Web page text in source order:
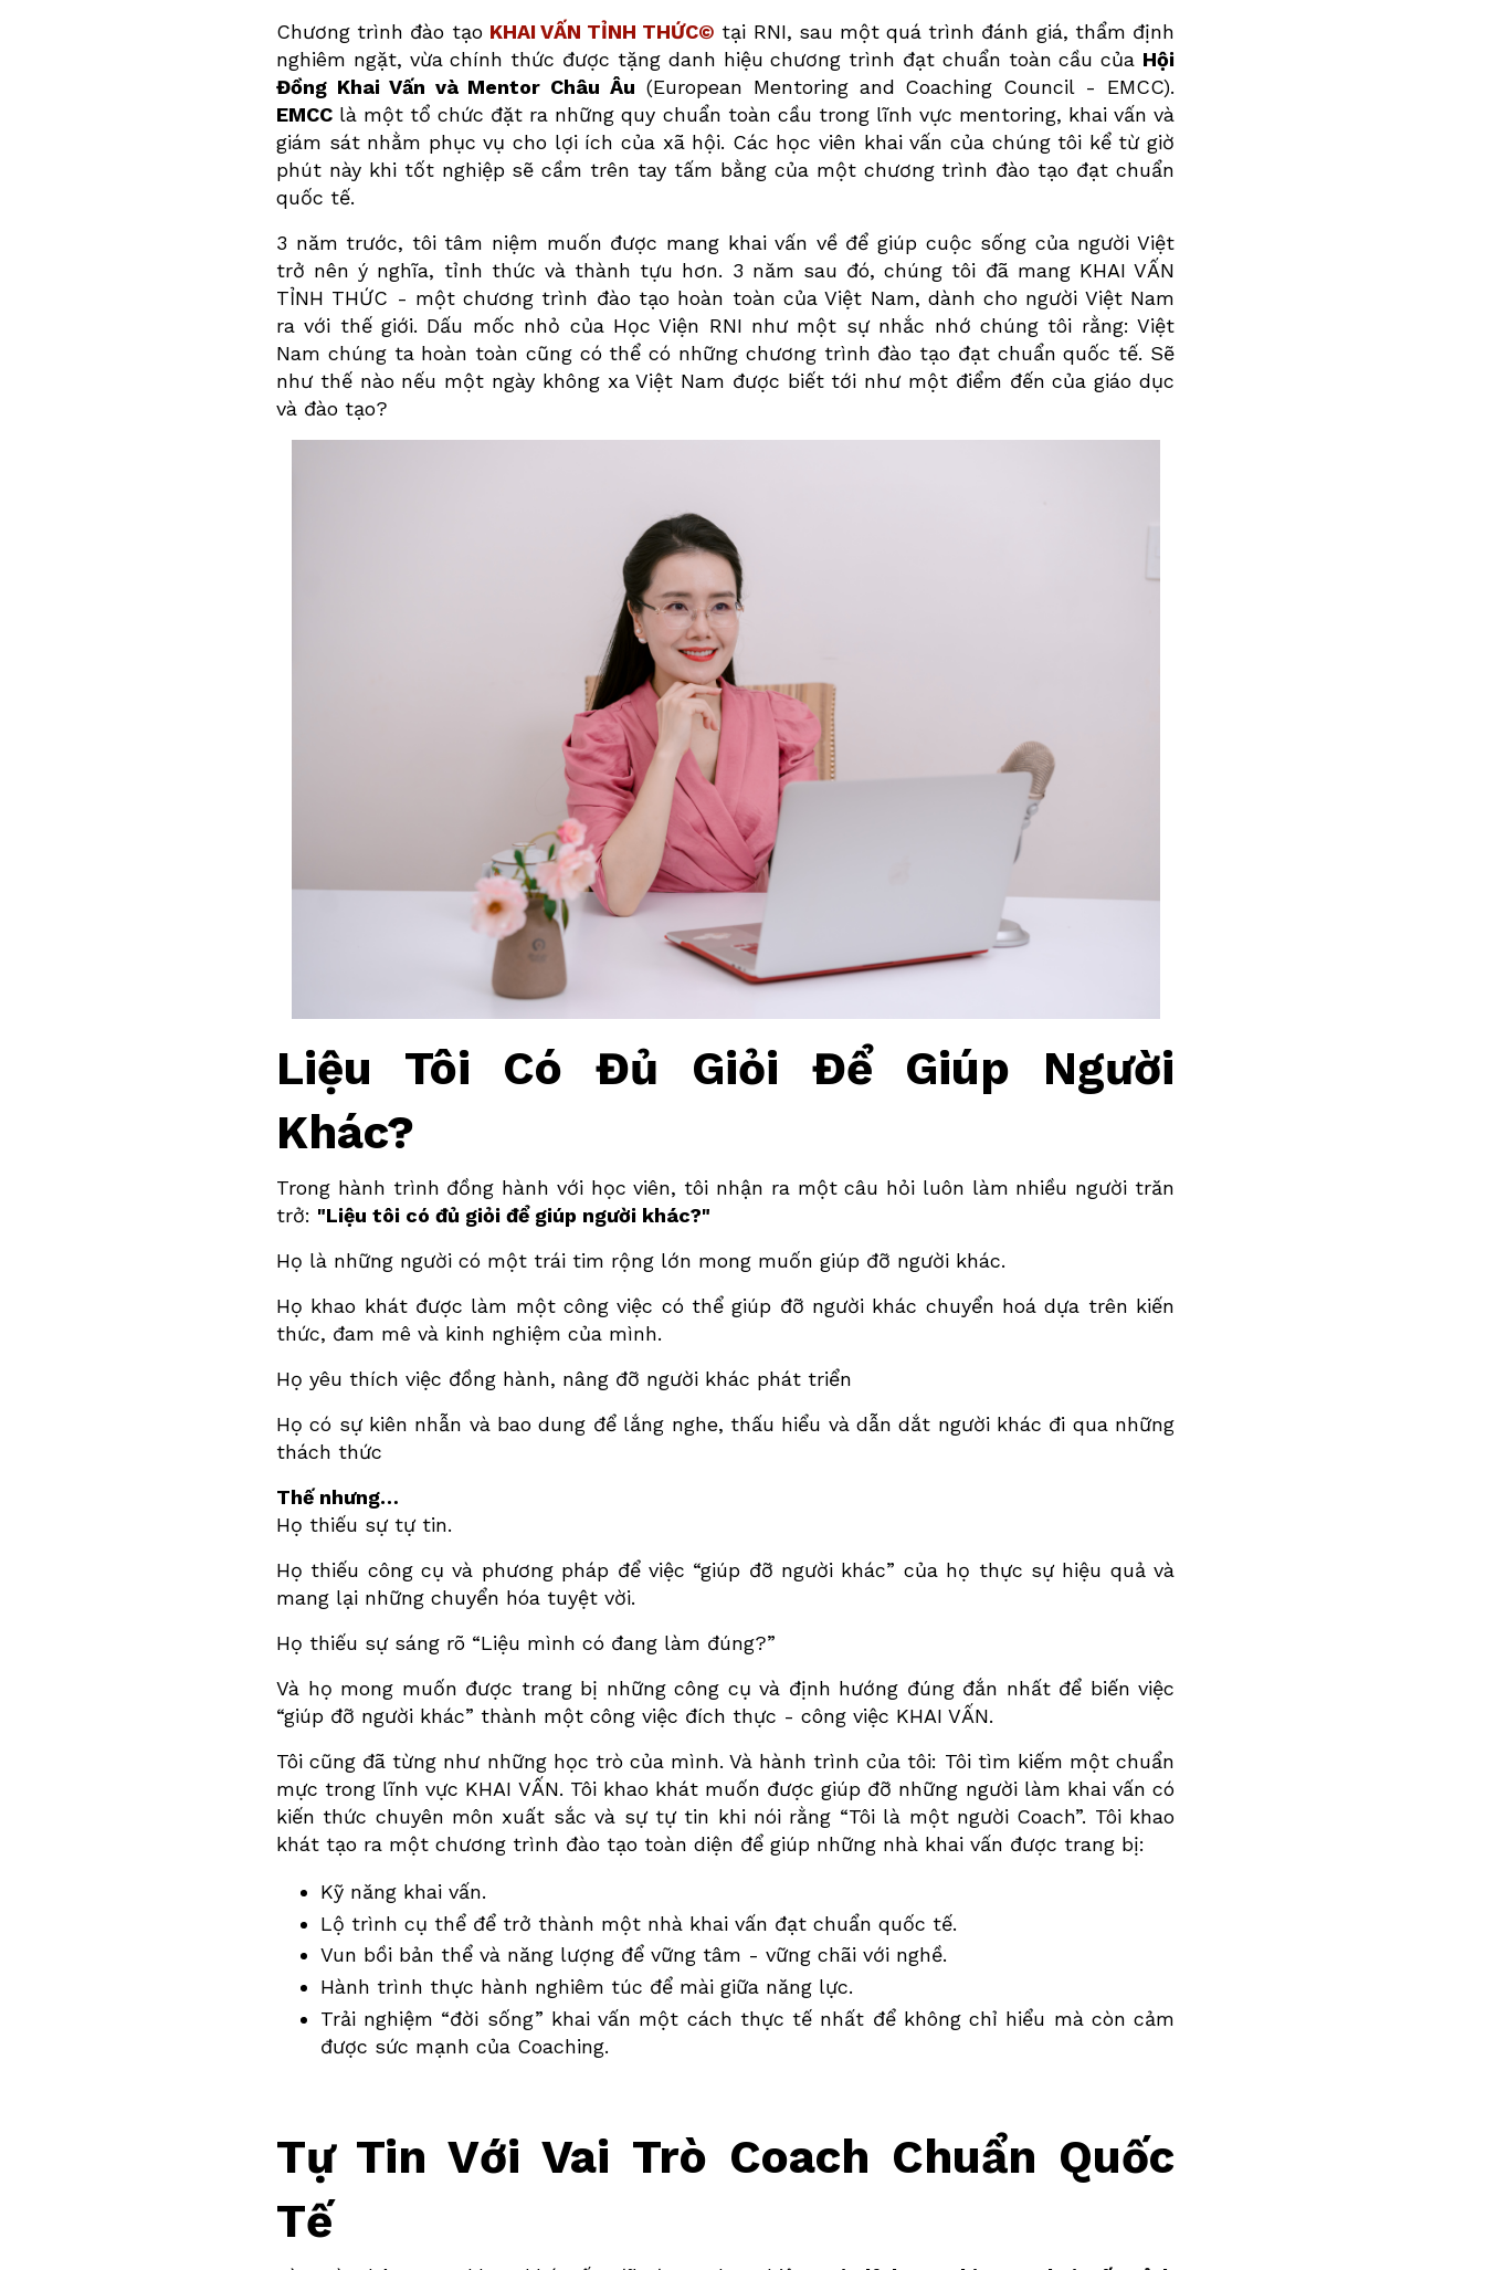
Chương trình đào tạo KHAI VẤN TỈNH THỨC© tại RNI, sau một quá trình đánh giá, thẩm định
nghiêm ngặt, vừa chính thức được tặng danh hiệu chương trình đạt chuẩn toàn cầu của Hội
Đồng Khai Vấn và Mentor Châu Âu (European Mentoring and Coaching Council - EMCC).
EMCC là một tổ chức đặt ra những quy chuẩn toàn cầu trong lĩnh vực mentoring, khai vấn và
giám sát nhằm phục vụ cho lợi ích của xã hội. Các học viên khai vấn của chúng tôi kể từ giờ
phút này khi tốt nghiệp sẽ cầm trên tay tấm bằng của một chương trình đào tạo đạt chuẩn
quốc tế.
3 năm trước, tôi tâm niệm muốn được mang khai vấn về để giúp cuộc sống của người Việt
trở nên ý nghĩa, tỉnh thức và thành tựu hơn. 3 năm sau đó, chúng tôi đã mang KHAI VẤN
TỈNH THỨC - một chương trình đào tạo hoàn toàn của Việt Nam, dành cho người Việt Nam
ra với thế giới. Dấu mốc nhỏ của Học Viện RNI như một sự nhắc nhớ chúng tôi rằng: Việt
Nam chúng ta hoàn toàn cũng có thể có những chương trình đào tạo đạt chuẩn quốc tế. Sẽ
như thế nào nếu một ngày không xa Việt Nam được biết tới như một điểm đến của giáo dục
và đào tạo?
Liệu Tôi Có Đủ Giỏi Để Giúp Người
Khác?
Trong hành trình đồng hành với học viên, tôi nhận ra một câu hỏi luôn làm nhiều người trăn
trở: "Liệu tôi có đủ giỏi để giúp người khác?"
Họ là những người có một trái tim rộng lớn mong muốn giúp đỡ người khác.
Họ khao khát được làm một công việc có thể giúp đỡ người khác chuyển hoá dựa trên kiến
thức, đam mê và kinh nghiệm của mình.
Họ yêu thích việc đồng hành, nâng đỡ người khác phát triển
Họ có sự kiên nhẫn và bao dung để lắng nghe, thấu hiểu và dẫn dắt người khác đi qua những
thách thức
Thế nhưng…
Họ thiếu sự tự tin.
Họ thiếu công cụ và phương pháp để việc “giúp đỡ người khác” của họ thực sự hiệu quả và
mang lại những chuyển hóa tuyệt vời.
Họ thiếu sự sáng rõ “Liệu mình có đang làm đúng?”
Và họ mong muốn được trang bị những công cụ và định hướng đúng đắn nhất để biến việc
“giúp đỡ người khác” thành một công việc đích thực - công việc KHAI VẤN.
Tôi cũng đã từng như những học trò của mình. Và hành trình của tôi: Tôi tìm kiếm một chuẩn
mực trong lĩnh vực KHAI VẤN. Tôi khao khát muốn được giúp đỡ những người làm khai vấn có
kiến thức chuyên môn xuất sắc và sự tự tin khi nói rằng “Tôi là một người Coach”. Tôi khao
khát tạo ra một chương trình đào tạo toàn diện để giúp những nhà khai vấn được trang bị:
Kỹ năng khai vấn.
Lộ trình cụ thể để trở thành một nhà khai vấn đạt chuẩn quốc tế.
Vun bồi bản thể và năng lượng để vững tâm - vững chãi với nghề.
Hành trình thực hành nghiêm túc để mài giữa năng lực.
Trải nghiệm “đời sống” khai vấn một cách thực tế nhất để không chỉ hiểu mà còn cảm
được sức mạnh của Coaching.
Tự Tin Với Vai Trò Coach Chuẩn Quốc
Tế